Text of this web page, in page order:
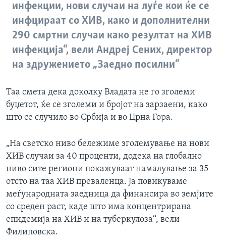
инфекции, нови случаи на луѓе кои ќе се
инфцираат со ХИВ, како и дополнителни
290 смртни случаи како резултат на ХИВ
инфекција“, вели Андреј Сених, директор
на здружението „Заедно посилни“
Таа смета дека доколку Владата не го зголеми
буџетот, ќе се зголеми и бројот на зарзаени, како
што се случило во Србија и во Црна Гора.
„На светско ниво бележиме зголемување на нови
ХИВ случаи за 40 проценти, додека на глобално
ниво сите региони покажуваат намалување за 35
отсто на таа ХИВ преваленца. Ја повикуваме
меѓународната заедница да финансира во земјите
со среден раст, каде што има концентрирана
епидемија на ХИВ и на туберкулоза“, вели
Филиповска.